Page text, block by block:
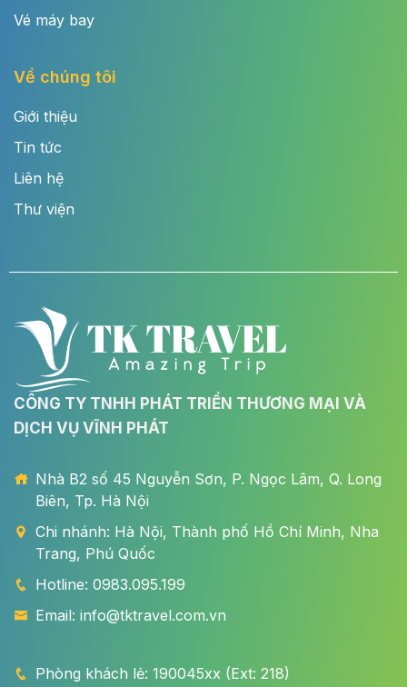
Vé máy bay
Về chúng tôi
Giới thiệu
Tin tức
Liên hệ
Thư viện
CÔNG TY TNHH PHÁT TRIỂN THƯƠNG MẠI VÀ
DỊCH VỤ VĨNH PHÁT
Nhà B2 số 45 Nguyễn Sơn, P. Ngọc Lâm, Q. Long
Biên, Tp. Hà Nội
Chi nhánh: Hà Nội, Thành phố Hồ Chí Minh, Nha
Trang, Phú Quốc
Hotline: 0983.095.199
Email: info@tktravel.com.vn
Phòng khách lẻ: 190045xx (Ext: 218)